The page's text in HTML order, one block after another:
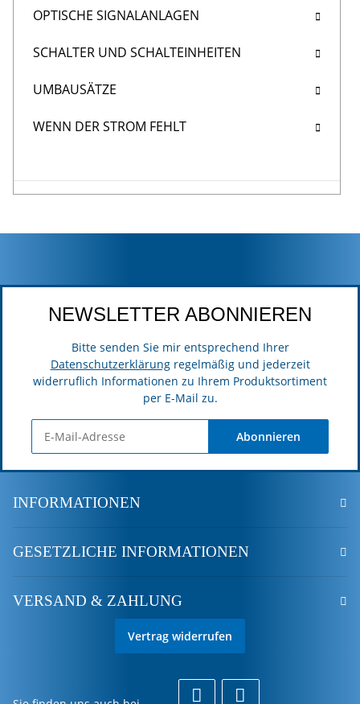
OPTISCHE SIGNALANLAGEN
SCHALTER UND SCHALTEINHEITEN
UMBAUSÄTZE
WENN DER STROM FEHLT
NEWSLETTER ABONNIEREN
Bitte senden Sie mir entsprechend Ihrer
Datenschutzerklärungregelmäßig und jederzeit
widerruflich Informationen zu Ihrem Produktsortiment
per E-Mail zu.
Abonnieren
INFORMATIONEN
GESETZLICHE INFORMATIONEN
VERSAND & ZAHLUNG
Vertrag widerrufen